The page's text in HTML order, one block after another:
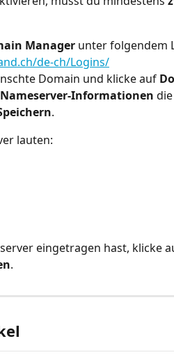
Manager unter folgendem
de-ch/Logins/
Domain und klicke auf
Nameserver-Informationen
.
lauten:
eingetragen hast, klicke
.